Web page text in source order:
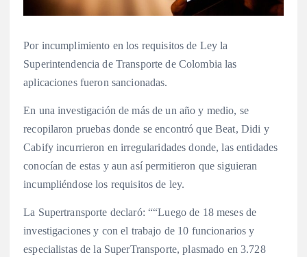
Por incumplimiento en los requisitos de Ley la
Superintendencia de Transporte de Colombia las
aplicaciones fueron sancionadas.
En una investigación de más de un año y medio, se
recopilaron pruebas donde se encontró que Beat, Didi y
Cabify incurrieron en irregularidades donde, las entidades
conocían de estas y aun así permitieron que siguieran
incumpliéndose los requisitos de ley.
La Supertransporte declaró: ““Luego de 18 meses de
investigaciones y con el trabajo de 10 funcionarios y
especialistas de la SuperTransporte, plasmado en 3.728